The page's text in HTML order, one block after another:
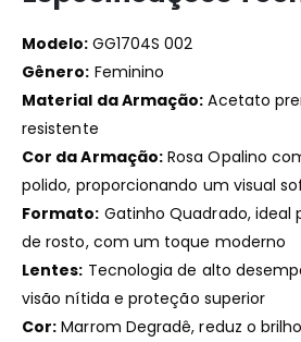
Modelo: GG1704S 002
Gênero: Feminino
Material da Armação: Acetato
resistente
Cor da Armação: Rosa Opalino
polido, proporcionando um visual
Formato: Gatinho Quadrado, ideal
de rosto, com um toque moderno
Lentes: Tecnologia de alto
visão nítida e proteção superior
Cor: Marrom Degradê, reduz o